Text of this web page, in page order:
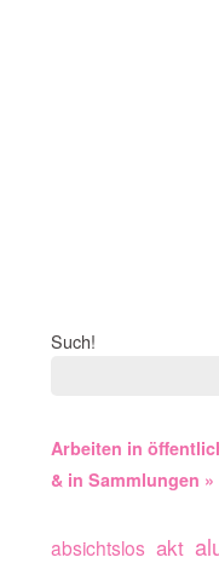
Such!
Arbeiten in
& in Sammlungen »
absichtslos akt